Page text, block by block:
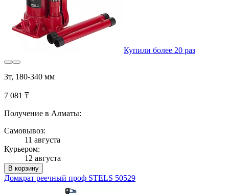
Купили более 20 раз
3т, 180-340 мм
7 081 ₸
Получение в Алматы:
Самовывоз:
11 августа
Курьером:
12 августа
В корзину
Домкрат реечный проф STELS 50529